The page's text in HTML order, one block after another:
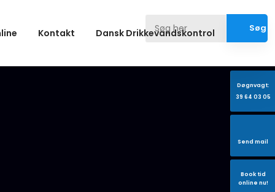
Døgnvagt:
39 64 03 05
Send mail
Book tid
​online nu!
Kontakt Dansk Drikkevandskontrol